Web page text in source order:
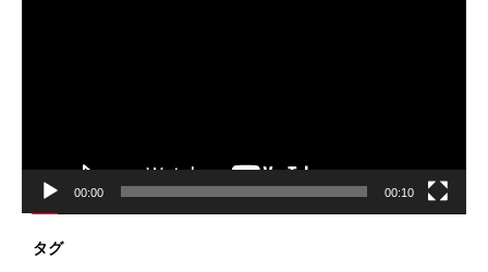
00:00 00:10
タグ